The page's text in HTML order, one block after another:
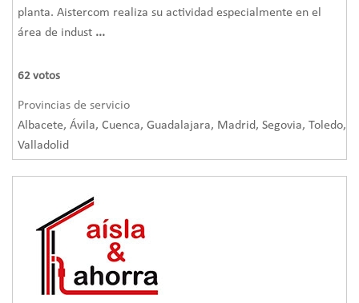
planta. Aistercom realiza su actividad especialmente en el
área de indust ...
62 votos
Provincias de servicio
Albacete, Ávila, Cuenca, Guadalajara, Madrid, Segovia, Toledo,
Valladolid